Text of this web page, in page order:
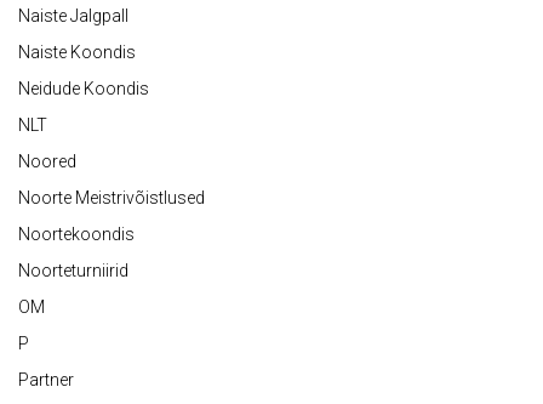
Naiste Jalgpall
Naiste Koondis
Neidude Koondis
NLT
Noored
Noorte Meistrivõistlused
Noortekoondis
Noorteturniirid
OM
P
Partner